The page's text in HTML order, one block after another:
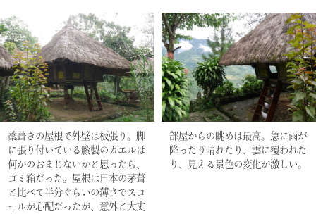
藁葺きの屋根で外壁は板張り。脚
に張り付いている籐製のカエルは
何かのおまじないかと思ったら、
ゴミ箱だった。屋根は日本の茅葺
と比べて半分ぐらいの薄さでスコ
ールが心配だったが、意外と大丈
部屋からの眺めは最高。急に雨が
降ったり晴れたり、雲に覆われた
り、見える景色の変化が激しい。